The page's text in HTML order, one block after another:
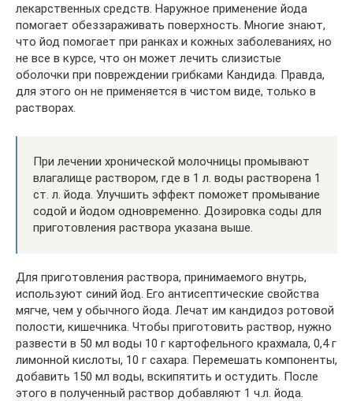
лекарственных средств. Наружное применение йода
помогает обеззараживать поверхность. Многие знают,
что йод помогает при ранках и кожных заболеваниях, но
не все в курсе, что он может лечить слизистые
оболочки при повреждении грибками Кандида. Правда,
для этого он не применяется в чистом виде, только в
растворах.
При лечении хронической молочницы промывают
влагалище раствором, где в 1 л. воды растворена 1
ст. л. йода. Улучшить эффект поможет промывание
содой и йодом одновременно. Дозировка соды для
приготовления раствора указана выше.
Для приготовления раствора, принимаемого внутрь,
используют синий йод. Его антисептические свойства
мягче, чем у обычного йода. Лечат им кандидоз ротовой
полости, кишечника. Чтобы приготовить раствор, нужно
развести в 50 мл воды 10 г картофельного крахмала, 0,4 г
лимонной кислоты, 10 г сахара. Перемешать компоненты,
добавить 150 мл воды, вскипятить и остудить. После
этого в полученный раствор добавляют 1 ч.л. йода.